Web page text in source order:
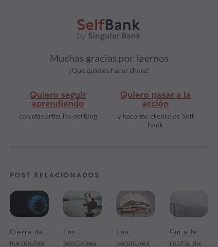
Muchas gracias por leernos
¿Qué quieres hacer ahora?
Quiero seguir
aprendiendo
con más artículos del Blog
Quiero pasar a la
acción
y hacerme cliente de Self
Bank
POST RELACIONADOS
Cierre de
mercados
Las
lecciones
Las
lecciones
Fin a la
racha de